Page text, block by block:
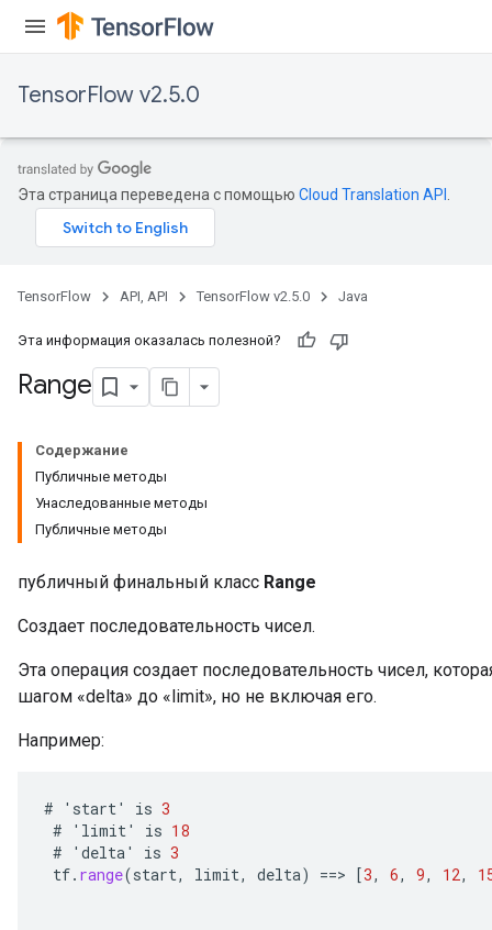
TensorFlow v2.5.0
Эта страница переведена с помощью Cloud Translation API
TensorFlow API, API TensorFlow v2.5.0 Java
Эта информация оказалась полезной?
Range
Содержание
Публичные методы
Унаследованные методы
Публичные методы
публичный финальный класс Range
Создает последовательность чисел.
Эта операция создает последовательность чисел,
шагом «delta» до «limit», но не включая его.
Например:
# ' start' is 3
#
' limit' is 18
#
' delta' is 3
tf. range(start, limit, delta) ==> [3, 6, 9, 12,